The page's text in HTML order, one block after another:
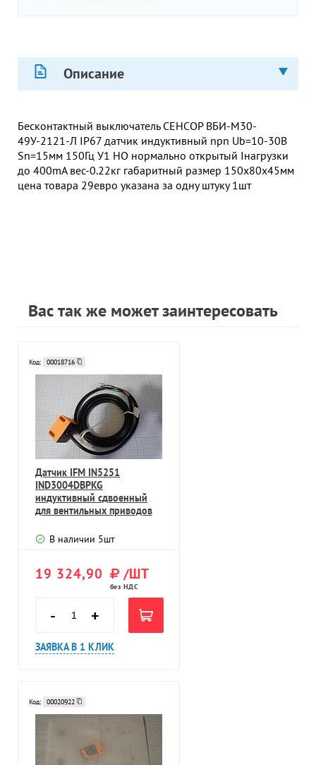
Описание
Бесконтактный выключатель СЕНСОР ВБИ-М30-
49У-2121-Л IP67 датчик индуктивный npn Ub=10-30В
Sn=15мм 150Гц У1 НО нормально открытый Iнагрузки
до 400mA вес-0.22кг габаритный размер 150х80х45мм
цена товара 29евро указана за одну штуку 1шт
Вас так же может заинтересовать
Код: 00018716
Датчик IFM IN5251
IND3004DBPKG
индуктивный сдвоенный
для вентильных приводов
В наличии 5шт
19 324,90 /ШТ
без НДС
- +
ЗАЯВКА В 1 КЛИК
Код: 00020922